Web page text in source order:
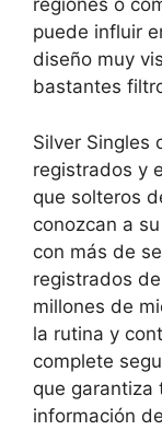
regiones o
puede influir
diseño muy
bastantes
Silver Singles
registrados y
que solteros
conozcan a
con más de
registrados
millones de
la rutina y
complete
que garantiza
información